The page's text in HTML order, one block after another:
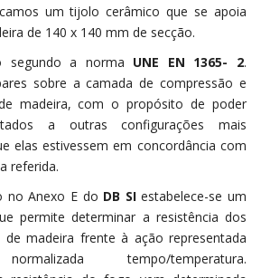
um tijolo cerâmico que se apoia
de 140 x 140 mm de secção.
segundo a norma UNE EN 1365- 2.
sobre a camada de compressão e
madeira, com o propósito de poder
a outras configurações mais
elas estivessem em concordância com
referida.
no Anexo E do DB SIestabelece-se um
permite determinar a resistência dos
de madeira frente à ação representada
tempo/temperatura.